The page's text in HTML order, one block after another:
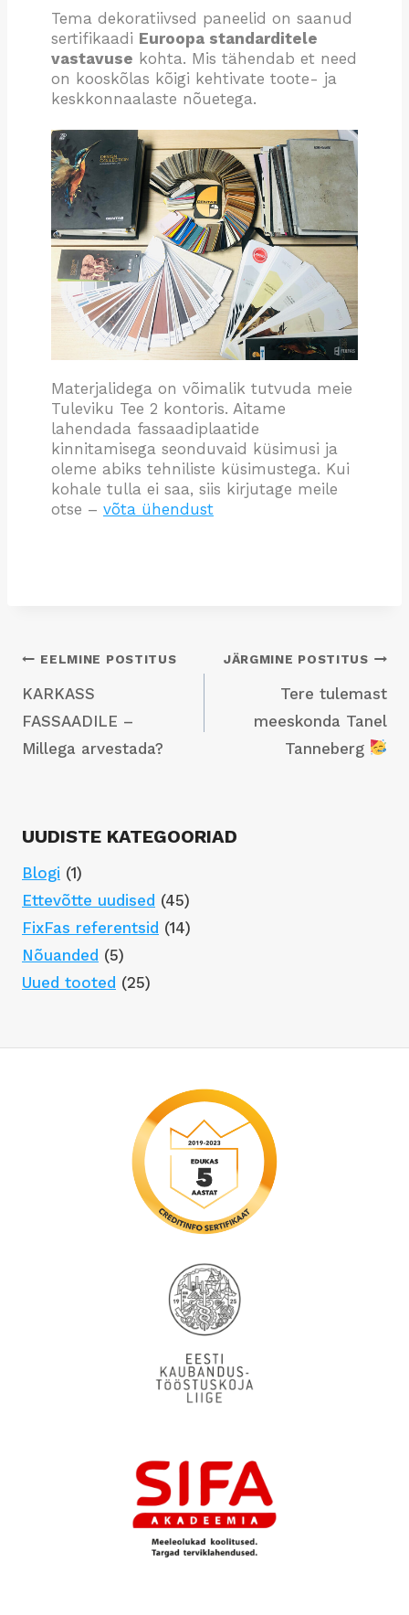
Tema dekoratiivsed paneelid on saanud
sertifikaadi Euroopa standarditele
vastavuse kohta. Mis tähendab et need
on kooskõlas kõigi kehtivate toote- ja
keskkonnaalaste nõuetega.
Materjalidega on võimalik tutvuda meie
Tuleviku Tee 2 kontoris. Aitame
lahendada fassaadiplaatide
kinnitamisega seonduvaid küsimusi ja
oleme abiks tehniliste küsimustega. Kui
kohale tulla ei saa, siis kirjutage meile
otse – võta ühendust
Navigeerimine
EELMINE POSTITUS
KARKASS
FASSAADILE –
Millega arvestada?
JÄRGMINE POSTITUS
Tere tulemast
meeskonda Tanel
Tanneberg
UUDISTE KATEGOORIAD
Blogi (1)
Ettevõtte uudised (45)
FixFas referentsid (14)
Nõuanded (5)
Uued tooted (25)